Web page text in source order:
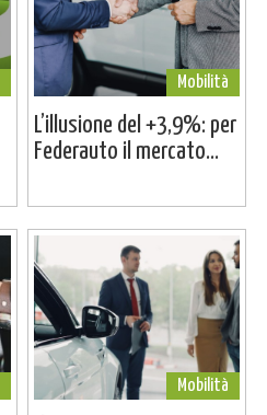
Mobilità
L’illusione del +3,9%: per
Federauto il mercato...
Mobilità